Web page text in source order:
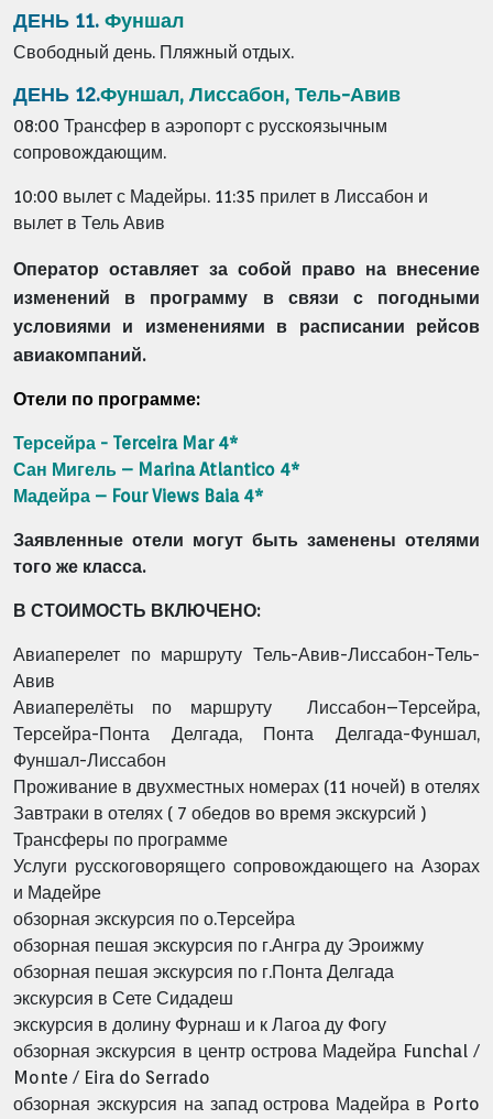
ДЕНЬ 11. Фуншал
Свободный день. Пляжный отдых.
ДЕНЬ 12.Фуншал, Лиссабон, Тель-Авив
08:00 Трансфер в аэропорт с русскоязычным
сопровождающим.
10:00 вылет с Мадейры. 11:35 прилет в Лиссабон и
вылет в Тель Авив
Оператор оставляет за собой право на внесение
изменений в программу в связи с погодными
условиями и изменениями в расписании рейсов
авиакомпаний.
Отели по программе:
Терсейра - Terceira Mar 4*
Сан Мигель – Marina Atlantico 4*
Мадейра – Four Views Baia 4*
Заявленные отели могут быть заменены отелями
того же класса.
В СТОИМОСТЬ ВКЛЮЧЕНО:
Авиаперелет по маршруту Тель-Авив-Лиссабон-Тель-
Авив
Авиаперелёты по маршруту Лиссабон–Терсейра,
Терсейра-Понта Делгада, Понта Делгада-Фуншал,
Фуншал-Лиссабон
Проживание в двухместных номерах (11 ночей) в отелях
Завтраки в отелях ( 7 обедов во время экскурсий )
Трансферы по программе
Услуги русскоговорящего сопровождающего на Азорах
и Мадейре
обзорная экскурсия по о.Терсейра
обзорная пешая экскурсия по г.Ангра ду Эроижму
обзорная пешая экскурсия по г.Понта Делгада
экскурсия в Сете Сидадеш
экскурсия в долину Фурнаш и к Лагоа ду Фогу
обзорная экскурсия в центр острова Мадейра Funchal /
Monte / Eira do Serrado
обзорная экскурсия на запад острова Мадейра в Porto